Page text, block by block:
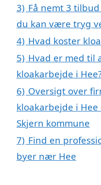
3) Få nemt 3
du kan være tryg
4) Hvad koster
5) Hvad er med til
kloakarbejde i
6) Oversigt over
kloakarbejde i
Skjern kommune
7) Find en
byer nær Hee